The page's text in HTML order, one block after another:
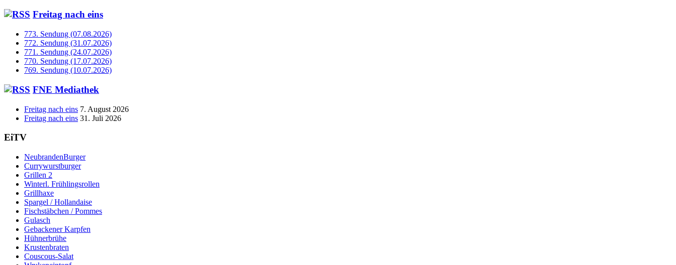
Freitag nach eins
773. Sendung (07.08.2026)
772. Sendung (31.07.2026)
771. Sendung (24.07.2026)
770. Sendung (17.07.2026)
769. Sendung (10.07.2026)
FNE Mediathek
Freitag nach eins 7. August 2026
Freitag nach eins 31. Juli 2026
EiTV
NeubrandenBurger
Currywurstburger
Grillen 2
Winterl. Frühlingsrollen
Grillhaxe
Spargel / Hollandaise
Fischstäbchen / Pommes
Gulasch
Gebackener Karpfen
Hühnerbrühe
Krustenbraten
Couscous-Salat